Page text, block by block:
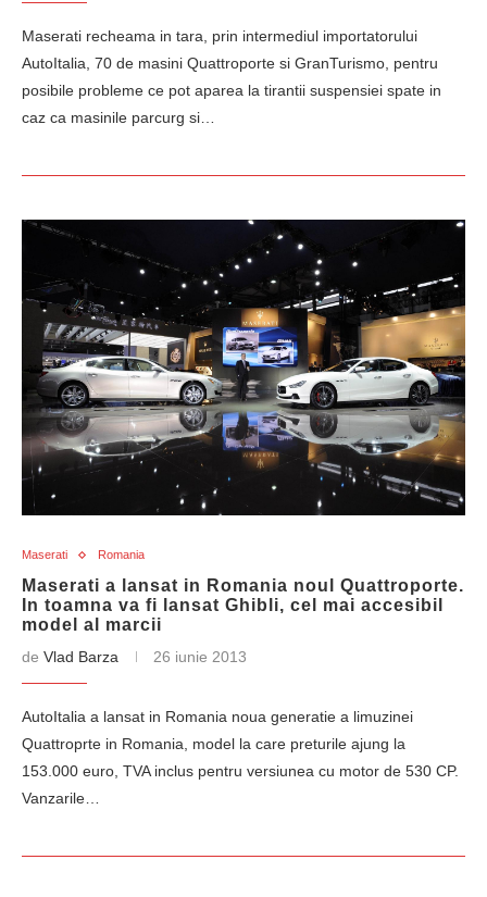
Maserati recheama in tara, prin intermediul importatorului
AutoItalia, 70 de masini Quattroporte si GranTurismo, pentru
posibile probleme ce pot aparea la tirantii suspensiei spate in
caz ca masinile parcurg si…
Maserati Romania
Maserati a lansat in Romania noul Quattroporte.
In toamna va fi lansat Ghibli, cel mai accesibil
model al marcii
de Vlad Barza 26 iunie 2013
AutoItalia a lansat in Romania noua generatie a limuzinei
Quattroprte in Romania, model la care preturile ajung la
153.000 euro, TVA inclus pentru versiunea cu motor de 530 CP.
Vanzarile…